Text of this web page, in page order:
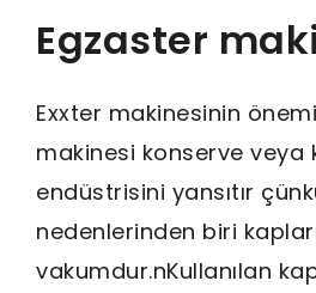
Egzaster
Exxter makinesinin
makinesi konserve
endüstrisini yansıtır
nedenlerinden biri
vakumdur.nKullanılan